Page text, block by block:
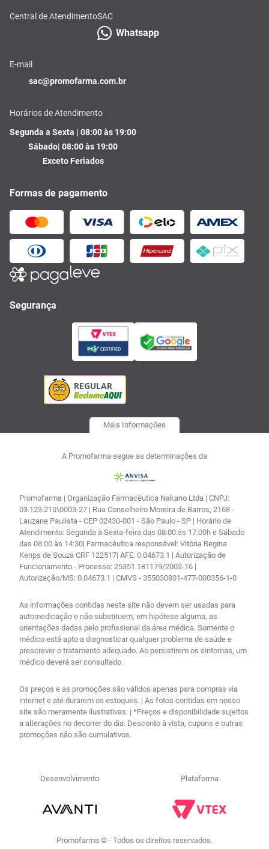
Central de AtendimentoSAC
Whatsapp
E-mail
sac@promofarma.com.br
Horários de Atendimento
Segunda a Sexta | 08:00 às 19:00
Sábado| 08:00 às 19:00
Exceto Feriados
Formas de pagamento
Segurança
Mais Informações
A Promofarma segue as determinações da
Promofarma | Organização Farmacêutica Nakano Ltda | CNPJ:
03.123.210\0003-27 | Rua Conselheiro Moreira de Barros, 2168 -
Lauzane Paulista - CEP 02430-001 - São Paulo - SP | Horário de
Atendimento: Segunda à Sexta-feira das 08:00 às 17:00h e Sábado
das 08:00 às 14:30| Farmacêutica responsável: Vitória Regina
Kenps de Souza CRF 122517| AFE: 0.04673.1 | Autorização de
Funcionamento - Processo: 25351.181179/2002-16 |
Autorização/MS: 0.04673.1 | CMVS - 355030801-477-000356-1-0
As informações contidas neste site não devem ser usadas para
automedicação e não substituem, em hipótese alguma, as
orientações dadas pelo profissional da área médica. Somente o
médico está apto a diagnosticar qualquer problema de saúde e
prescrever o tratamento adequado. Ao persistirem os sintomas, um
médico deverá ser consultado.
Os preços e as promoções são válidos apenas para compras via
internet e até durarem os estoques. | As fotos contidas em nosso
site são meramente ilustrativas. | *Preços e disponibilidade sujeitos
a alterações no decorrer do dia. Desconto à vista, cupons e outras
promoções não são cumulativos.
Desenvolvimento Plataforma
Promofarma © - Todos os direitos reservados.